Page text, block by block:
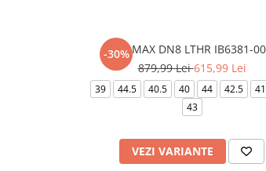
-30%
AIR MAX DN8 LTHR IB6381-
879,99 Lei615,99 Lei
39 44.5 40.5 40 44 42.5 41
43
VEZI VARIANTE